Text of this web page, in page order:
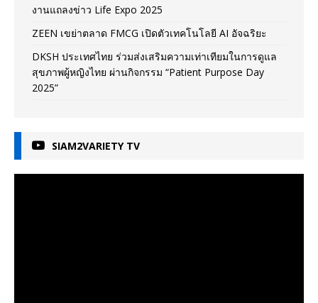
งานแถลงข่าว Life Expo 2025
ZEEN เขย่าตลาด FMCG เปิดตัวเทคโนโลยี AI อัจฉริยะ
DKSH ประเทศไทย ร่วมส่งเสริมความเท่าเทียมในการดูแล
สุขภาพผู้หญิงไทย ผ่านกิจกรรม “Patient Purpose Day
2025”
SIAM2VARIETY TV